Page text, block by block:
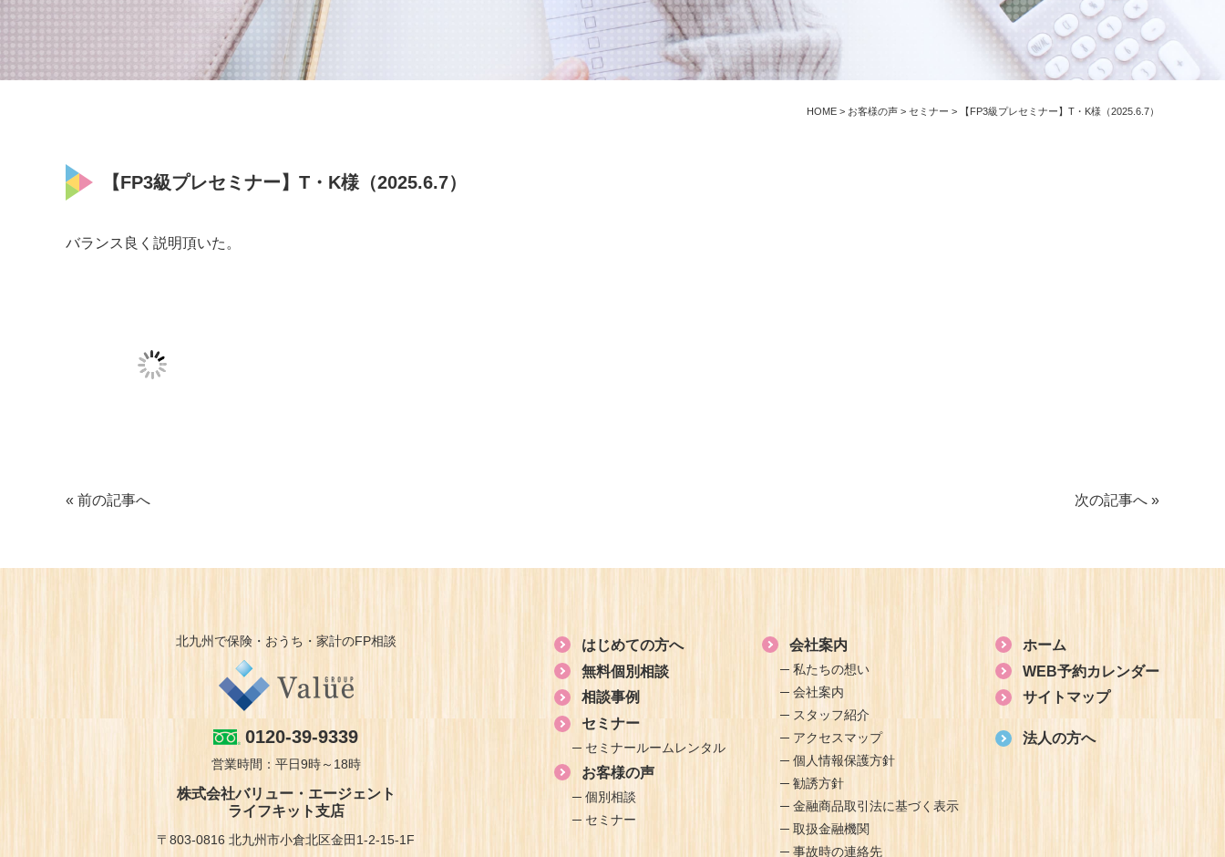
HOME > お客様の声 > セミナー > 【FP3級プレセミナー】T・K様（2025.6.7）
【FP3級プレセミナー】T・K様（2025.6.7）
バランス良く説明頂いた。
« 前の記事へ 次の記事へ »
北九州で保険・おうち・家計のFP相談
0120-39-9339
営業時間：平日9時～18時
株式会社バリュー・エージェント
ライフキット支店
〒803-0816 北九州市小倉北区金田1-2-15-1F
はじめての方へ
無料個別相談
相談事例
セミナー
セミナールームレンタル
お客様の声
個別相談
セミナー
会社案内
私たちの想い
会社案内
スタッフ紹介
アクセスマップ
個人情報保護方針
勧誘方針
金融商品取引法に基づく表示
取扱金融機関
事故時の連絡先
ホーム
WEB予約カレンダー
サイトマップ
法人の方へ